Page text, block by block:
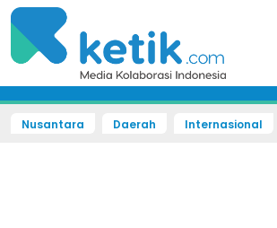
Nusantara Daerah Internasional